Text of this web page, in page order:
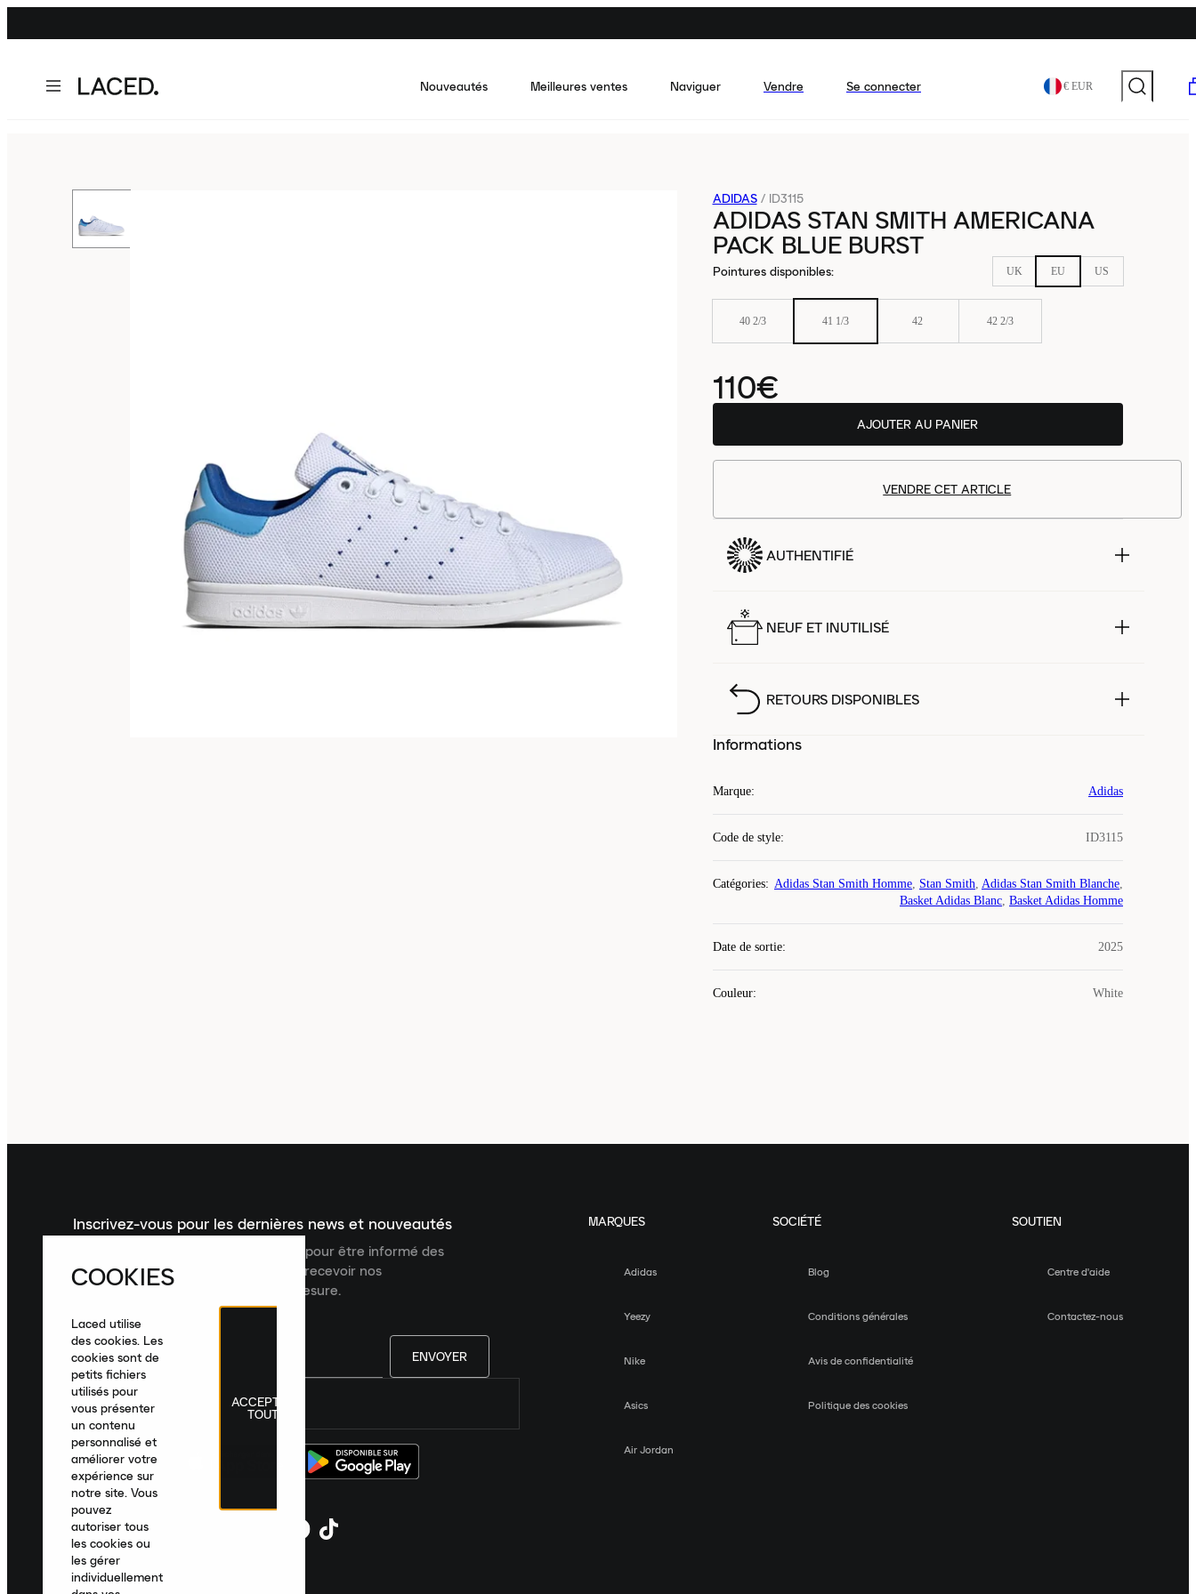
Nouveautés Meilleures ventes Naviguer Vendre Se connecter € EUR
ADIDAS / ID3115
ADIDAS STAN SMITH AMERICANA
PACK BLUE BURST
Pointures disponibles: UK EU US
40 2/3 41 1/3 42 42 2/3
110€
AJOUTER AU PANIER
VENDRE CET ARTICLE
AUTHENTIFIÉ
NEUF ET INUTILISÉ
RETOURS DISPONIBLES
Informations
Marque: Adidas
Code de style: ID3115
Catégories: Adidas Stan Smith Homme, Stan Smith, Adidas Stan Smith Blanche,
Basket Adidas Blanc, Basket Adidas Homme
Date de sortie: 2025
Couleur: White
Inscrivez-vous pour les dernières news et nouveautés
Inscrivez-vous à la newsletter Laced pour être informé des
dernières nouveautés, collections et recevoir nos
recommandations de produits sur mesure.
ENVOYER
France|Français
MARQUES
Adidas
Yeezy
Nike
Asics
Air Jordan
SOCIÉTÉ
Blog
Conditions générales
Avis de confidentialité
Politique des cookies
SOUTIEN
Centre d'aide
Contactez-nous
COOKIES
Laced utilise
des cookies. Les
cookies sont de
petits fichiers
utilisés pour
vous présenter
un contenu
personnalisé et
améliorer votre
expérience sur
notre site. Vous
pouvez
autoriser tous
les cookies ou
les gérer
individuellement
ACCEPTER
TOUT